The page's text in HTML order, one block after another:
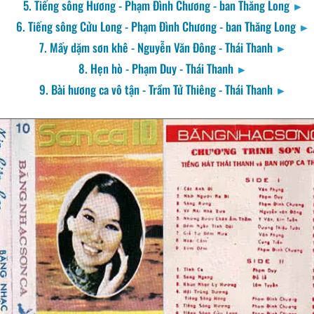
5. Tiếng sông Hương - Phạm Đình Chương - ban Thăng Long ►
6. Tiếng sông Cửu Long - Phạm Đình Chương - ban Thăng Long ►
7. Mấy dặm sơn khê - Nguyễn Văn Đông - Thái Thanh ►
8. Hẹn hò - Phạm Duy - Thái Thanh ►
9. Bài hương ca vô tận - Trầm Tử Thiêng - Thái Thanh ►